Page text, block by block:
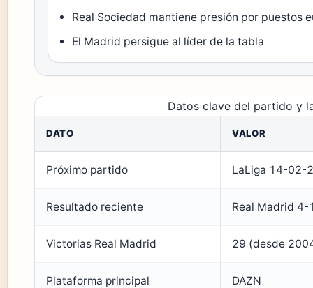
Real Sociedad mantiene presión por puestos
El Madrid persigue al líder de la tabla
Datos clave del partido y
DATO VALOR
Próximo partido LaLiga 14-02-
Resultado reciente Real Madrid 4-
Victorias Real Madrid 29 (desde
Plataforma principal DAZN